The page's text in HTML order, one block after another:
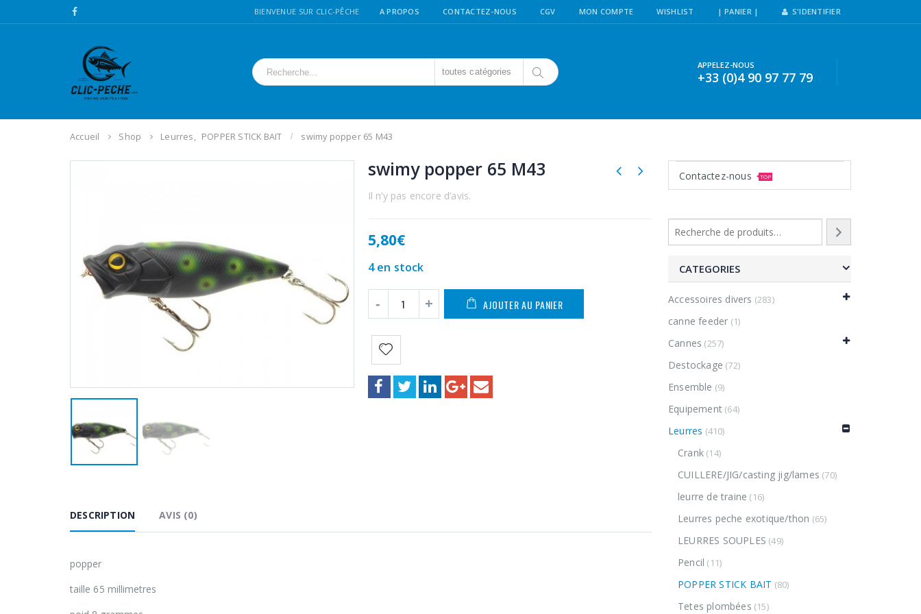
BIENVENUE SUR CLIC-PÊCHE A PROPOS CONTACTEZ-NOUS CGV MON COMPTE WISHLIST | PANIER | S'IDENTIFIER
toutes catégories
APPELEZ-NOUS
+33 (0)4 90 97 77 79
Accueil Shop Leurres, POPPER STICK BAIT swimy popper 65 M43
swimy popper 65 M43
Il n’y pas encore d’avis.
5,80€
4 en stock
AJOUTER AU PANIER
DESCRIPTION AVIS (0)
popper
taille 65 millimetres
Contactez-nous TOP
CATEGORIES
Accessoires divers (283)
canne feeder (1)
Cannes (257)
Destockage (72)
Ensemble (9)
Equipement (64)
Leurres (410)
Crank (14)
CUILLERE/JIG/casting jig/lames (70)
leurre de traine (16)
Leurres peche exotique/thon (65)
LEURRES SOUPLES (49)
Pencil (11)
POPPER STICK BAIT (80)
Tetes plombées (15)